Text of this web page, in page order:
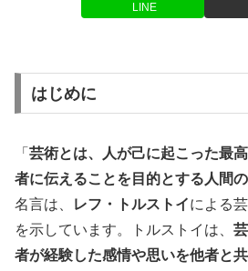
LINE
はじめに
「 芸術とは、人が己に起こった最
者に伝えることを目的とする人間の
名言は、
レフ・トルストイによる
を示しています。トルストイは、
者が経験した感情や思いを他者と